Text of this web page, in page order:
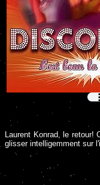
Laurent Konrad, le
glisser intelligemment sur